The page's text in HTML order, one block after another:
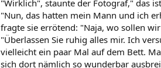
"Wirklich", staunte der Fotograf," das
"Nun, das hatten mein Mann und ich
fragte sie errötend: "Naja, wo sollen
"Überlassen Sie ruhig alles mir. Ich
vielleicht ein paar Mal auf dem Bett.
sich dort nämlich so wunderbar